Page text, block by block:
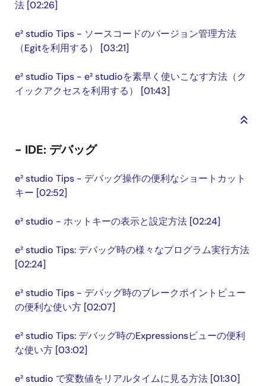
法 [02:26]
e² studio Tips - ソースコードのバージョン管理方法
（Egitを利用する） [03:21]
e² studio Tips - e² studioを素早く使いこなす方法（ク
イックアクセスを利用する） [01:43]
keyboard_double_arrow_up
- IDE: デバッグ
e² studio Tips - デバッグ操作の便利なショートカット
キー [02:52]
e² studio - ホットキーの表示と設定方法 [02:24]
e² studio Tips: デバッグ時の様々なプログラム実行方法
[02:24]
e² studio Tips - デバッグ時のブレークポイントビュー
の便利な使い方 [02:07]
e² studio Tips: デバッグ時のExpressionsビューの便利
な使い方 [03:02]
e² studio で変数値をリアルタイムに見る方法 [01:30]